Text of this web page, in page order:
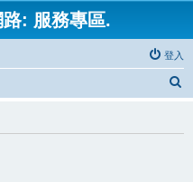
: 服務專區.
登入